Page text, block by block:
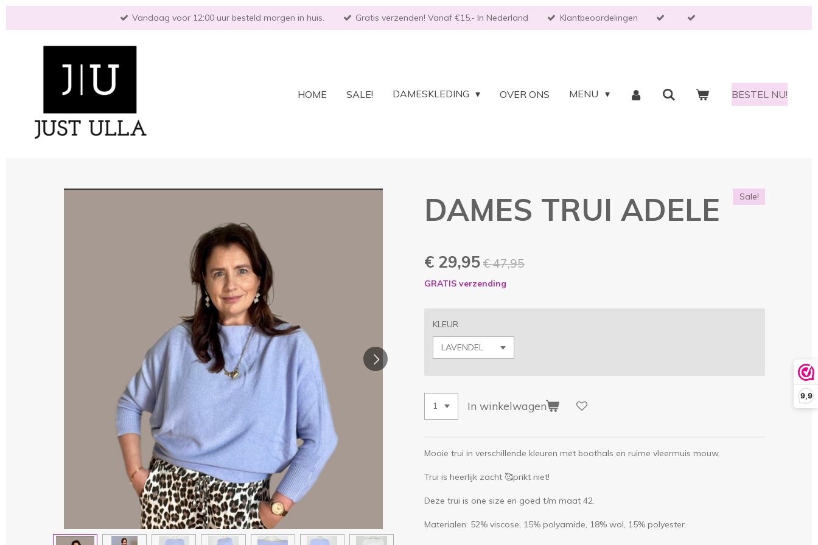
9,9
direct
Vandaag voor 12:00 uur besteld morgen in huis. Gratis verzenden! Vanaf €15,- In Nederland Klantbeoordelingen
HOME SALE! DAMESKLEDING OVER ONS MENU BESTEL NU!
DAMES TRUI ADELE Sale!
€ 29,95 € 47,95
GRATIS verzending
KLEUR
In winkelwagen
Mooie trui in verschillende kleuren met boothals en ruime vleermuis mouw.
Trui is heerlijk zacht 🥰prikt niet!
Deze trui is one size en goed t/m maat 42.
Materialen: 52% viscose, 15% polyamide, 18% wol, 15% polyester.